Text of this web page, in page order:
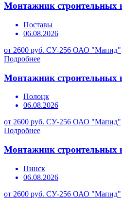
Монтажник строительных
Поставы
06.08.2026
от 2600 руб. СУ-256 ОАО "Мапид"
Подробнее
Монтажник строительных
Полоцк
06.08.2026
от 2600 руб. СУ-256 ОАО "Мапид"
Подробнее
Монтажник строительных
Пинск
06.08.2026
от 2600 руб. СУ-256 ОАО "Мапид"